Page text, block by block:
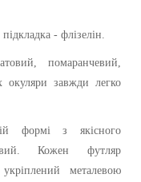
- флізелін.
помаранчевий,
завжди легко
формі з якісного
Кожен футляр
металевою